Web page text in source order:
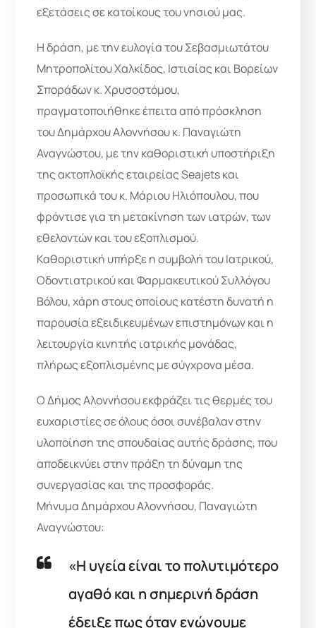
εξετάσεις σε κατοίκους του νησιού μας.
Η δράση, με την ευλογία του Σεβασμιωτάτου
Μητροπολίτου Χαλκίδος, Ιστιαίας και Βορείων
Σποράδων κ. Χρυσοστόμου,
πραγματοποιήθηκε έπειτα από πρόσκληση
του Δημάρχου Αλοννήσου κ. Παναγιώτη
Αναγνώστου, με την καθοριστική υποστήριξη
της ακτοπλοϊκής εταιρείας Seajets και
προσωπικά του κ. Μάριου Ηλιόπουλου, που
φρόντισε για τη μετακίνηση των ιατρών, των
εθελοντών και του εξοπλισμού.
Καθοριστική υπήρξε η συμβολή του Ιατρικού,
Οδοντιατρικού και Φαρμακευτικού Συλλόγου
Βόλου, χάρη στους οποίους κατέστη δυνατή η
παρουσία εξειδικευμένων επιστημόνων και η
λειτουργία κινητής ιατρικής μονάδας,
πλήρως εξοπλισμένης με σύγχρονα μέσα.
Ο Δήμος Αλοννήσου εκφράζει τις θερμές του
ευχαριστίες σε όλους όσοι συνέβαλαν στην
υλοποίηση της σπουδαίας αυτής δράσης, που
αποδεικνύει στην πράξη τη δύναμη της
συνεργασίας και της προσφοράς.
Μήνυμα Δημάρχου Αλοννήσου, Παναγιώτη
Αναγνώστου:
«Η υγεία είναι το πολυτιμότερο
αγαθό και η σημερινή δράση
έδειξε πως όταν ενώνουμε